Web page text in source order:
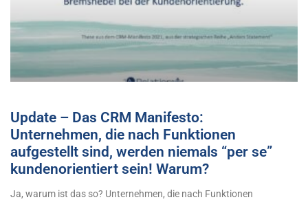
Update – Das CRM Manifesto:
Unternehmen, die nach Funktionen
aufgestellt sind, werden niemals “per se”
kundenorientiert sein! Warum?
Ja, warum ist das so? Unternehmen, die nach Funktionen